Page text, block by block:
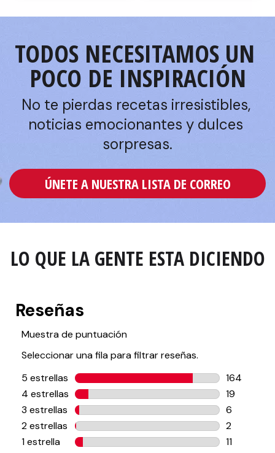
TODOS NECESITAMOS UN
POCO DE INSPIRACIÓN
No te pierdas recetas irresistibles,
noticias emocionantes y dulces
sorpresas.
ÚNETE A NUESTRA LISTA DE CORREO
LO QUE LA GENTE ESTA DICIENDO